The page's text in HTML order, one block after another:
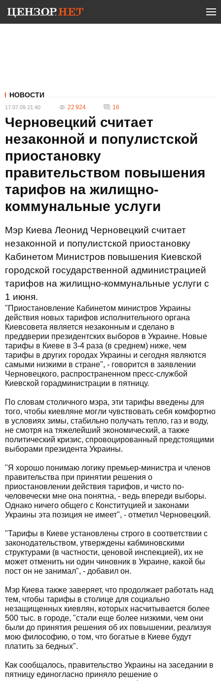
НОВОСТИ
17.07.09 21:40 22 924 16
Черновецкий считает
незаконной и популистской
приостановку
правительством повышения
тарифов на жилищно-
коммунальные услуги
Мэр Киева Леонид Черновецкий считает
незаконной и популистской приостановку
Кабинетом Министров повышения Киевской
городской государственной администрацией
тарифов на жилищно-коммунальные услуги с
1 июня.
"Приостановление Кабинетом министров Украины
действия новых тарифов исполнительного органа
Киевсовета является незаконным и сделано в
преддверии президентских выборов в Украине. Новые
тарифы в Киеве в 3-4 раза (в среднем) ниже, чем
тарифы в других городах Украины и сегодня являются
самыми низкими в стране", - говорится в заявлении
Черновецкого, распространенном пресс-службой
Киевской горадминистрации в пятницу.
По словам столичного мэра, эти тарифы введены для
того, чтобы киевляне могли чувствовать себя комфортно
в условиях зимы, стабильно получать тепло, газ и воду,
не смотря на тяжелейший экономический, а также
политический кризис, спровоцированный предстоящими
выборами президента Украины.
"Я хорошо понимаю логику премьер-министра и членов
правительства при принятии решения о
приостановлении действия тарифов, и чисто по-
человечески мне она понятна, - ведь впереди выборы.
Однако ничего общего с Конституцией и законами
Украины эта позиция не имеет", - отметил Черновецкий.
"Тарифы в Киеве установлены строго в соответствии с
законодательством, утверждены кабминовскими
структурами (в частности, ценовой инспекцией), их не
может отменить ни один чиновник в Украине, какой бы
пост он не занимал", - добавил он.
Мэр Киева также заверяет, что продолжает работать над
тем, чтобы тарифы в столице для социально
незащищенных киевлян, которых насчитывается более
500 тыс. в городе, "стали еще более низкими, чем они
были до принятия решения об их повышении, реализуя
мою философию, о том, что богатые в Киеве будут
платить за бедных".
Как сообщалось, правительство Украины на заседании в
пятницу единогласно приняло решение о